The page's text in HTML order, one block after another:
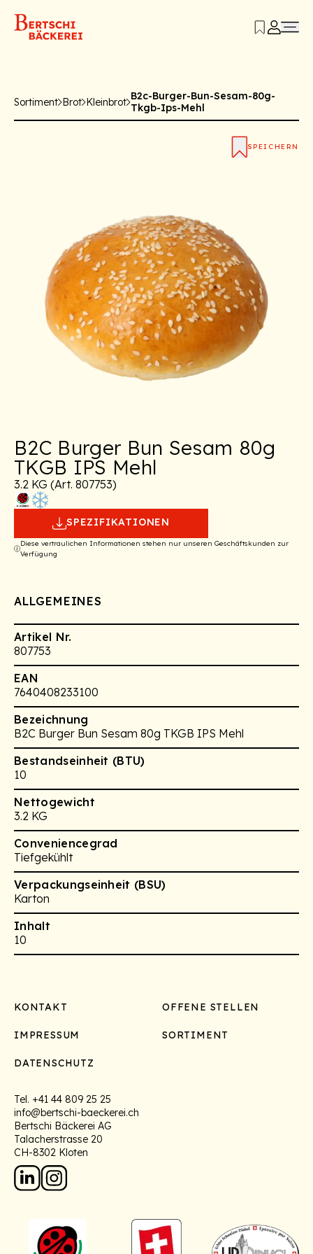
Sortiment Brot Kleinbrot B2c-Burger-Bun-Sesam-80g-
Tkgb-Ips-Mehl
SPEICHERN
B2C Burger Bun Sesam 80g
TKGB IPS Mehl
3.2 KG (Art. 807753)
SPEZIFIKATIONEN
Diese vertraulichen Informationen stehen nur unseren Geschäftskunden zur
Verfügung
ALLGEMEINES
Artikel Nr.
807753
EAN
7640408233100
Bezeichnung
B2C Burger Bun Sesam 80g TKGB IPS Mehl
Bestandseinheit (BTU)
10
Nettogewicht
3.2 KG
Conveniencegrad
Tiefgekühlt
Verpackungseinheit (BSU)
Karton
Inhalt
10
Footer
KONTAKT OFFENE STELLEN
IMPRESSUM SORTIMENT
DATENSCHUTZ
Tel. +41 44 809 25 25
info@bertschi-baeckerei.ch
Bertschi Bäckerei AG
Talacherstrasse 20
CH-8302 Kloten